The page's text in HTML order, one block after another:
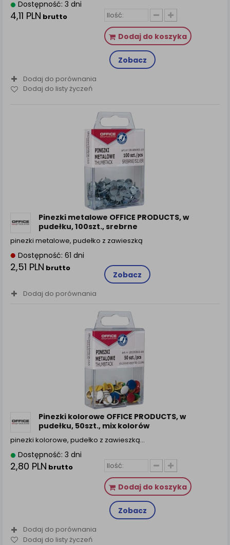
Dostępność: 3 dni
4,11 PLN brutto
Dodaj do koszyka
Zobacz
Dodaj do porównania
Dodaj do listy życzeń
Pinezki metalowe OFFICE PRODUCTS, w
pudełku, 100szt., srebrne
pinezki metalowe, pudełko z zawieszką
Dostępność: 61 dni
2,51 PLN brutto
Zobacz
Dodaj do porównania
Pinezki kolorowe OFFICE PRODUCTS, w
pudełku, 50szt., mix kolorów
pinezki kolorowe, pudełko z zawieszką…
Dostępność: 3 dni
2,80 PLN brutto
Dodaj do koszyka
Zobacz
Dodaj do porównania
Dodaj do listy życzeń
Każda Państwa zgoda jest dobrowolna i można ją w
dowolnym momencie wycofać.
Polityka prywatności (rozwiń)
Klauzula Informacyjna (rozwiń)
Lista Zaufanych Partnerów (rozwiń)